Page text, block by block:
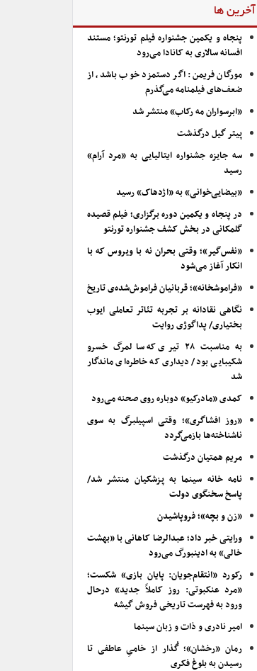
آخرین ها
پنجاه و یکمین جشنواره فیلم تورنتو؛ مستند
افسانه سالاری به کانادا می‌رود
مورگان فریمن: اگر دستمزد خوب باشد، از
ضعف‌های فیلمنامه می‌گذرم
«ابرسواران مه رکاب» منتشر شد
پیتر گیل درگذشت
سه جایزه جشنواره ایتالیایی به «مرد آرام»
رسید
«بیضایی‌خوانی» به «اژدهاک» رسید
در پنجاه و یکمین دوره برگزاری؛ فیلم قصیده
گلمکانی در بخش کشف جشنواره تورنتو
«نفس‌گیر»؛ وقتی بحران نه با ویروس که با
انکار آغاز می‌شود
«فراموشخانه»؛ قربانیان فراموش‌شده‌ی تاریخ
نگاهی نقادانه بر تجربه تئاتر تعاملی ایوب
بختیاری/ پداگوژی روایت
به مناسبت ۲۸ تیری که سالمرگ خسرو
شکیبایی بود/ دیداری که خاطره‌ای ماندگار
شد
کمدی «مادرکیو» دوباره روی صحنه می‌رود
«روز افشاگری»؛ وقتی اسپیلبرگ به سوی
ناشناخته‌ها بازمی‌گردد
مریم همتیان درگذشت
نامه خانه سینما به پزشکیان منتشر شد/
پاسخ سخنگوی دولت
«زن و بچه»؛ فروپاشیدن
ورایتی خبر داد؛ عبدالرضا کاهانی با «بهشت
خالی» به ادینبورگ می‌رود
رکورد «انتقام‌جویان: پایان بازی» شکست؛
«مرد عنکبوتی: روز کاملاً جدید» درحال
ورود به فهرست تاریخی فروش گیشه
امیر نادری و ذات و زبان سینما
رمان «رخشان»؛ گُذار از خامیِ عاطفی تا
رسیدن به بلوغ فکری